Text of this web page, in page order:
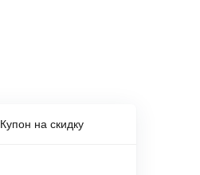
Купон на скидку